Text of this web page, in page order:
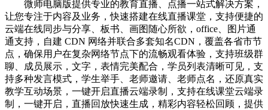
微师电脑版提供专业的教育直播、点播一站式解决方案，
让您专注于内容及业务，快速搭建在线直播课堂，支持便捷的
云端在线同步与分享、板书、画图随心所欲，office、图片通
通支持，自建 CDN 网络并联合多套知名CDN，覆盖各省市节
点，确保用户在复杂网络节点下的流畅观看体验，支持班级群
聊、成员展示，文字，表情完美配合，学员列表清晰可见，支
持多种发言模式，学生举手、老师邀请、老师点名，还原真实
教学互动场景，一键开启直播云端录制，支持在线课堂云端录
制，一键开启，直播回放快速生成，精彩内容轻松回顾，提供